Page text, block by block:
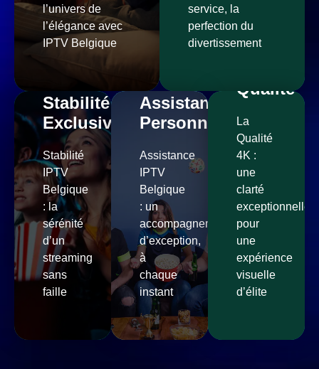
l’univers de
l’élégance avec
IPTV Belgique
service, la
perfection du
divertissement
Stabilité
Exclusive
Stabilité
IPTV
Belgique
: la
sérénité
d’un
streaming
sans
faille
Assistance
Personnalisée
Assistance
IPTV
Belgique
: un
accompagnement
d’exception,
à
chaque
instant
Qualité
La
Qualité
4K :
une
clarté
exceptionnelle
pour
une
expérience
visuelle
d’élite